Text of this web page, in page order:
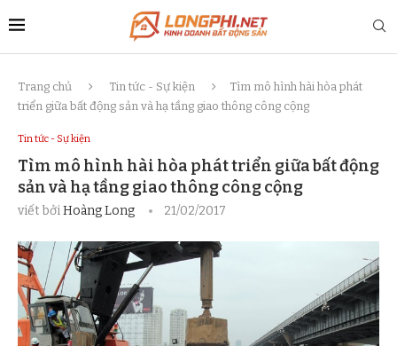
Trang chủ Tin tức - Sự kiện
Tìm mô hình hài hòa phát
triển giữa bất động sản và hạ tầng giao thông công cộng
Tin tức - Sự kiện
Tìm mô hình hài hòa phát triển giữa bất động
sản và hạ tầng giao thông công cộng
viết bởiHoàng Long 21/02/2017